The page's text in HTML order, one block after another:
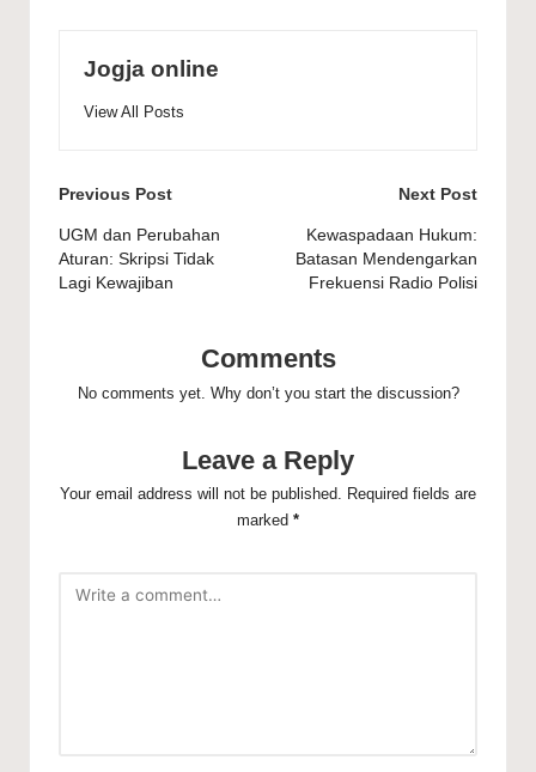
Jogja online
View All Posts
Post
navigation
Previous Post
UGM dan Perubahan
Aturan: Skripsi Tidak
Lagi Kewajiban
Next Post
Kewaspadaan Hukum:
Batasan Mendengarkan
Frekuensi Radio Polisi
Comments
No comments yet. Why don’t you start the discussion?
Leave a Reply
Your email address will not be published. Required fields are
marked *